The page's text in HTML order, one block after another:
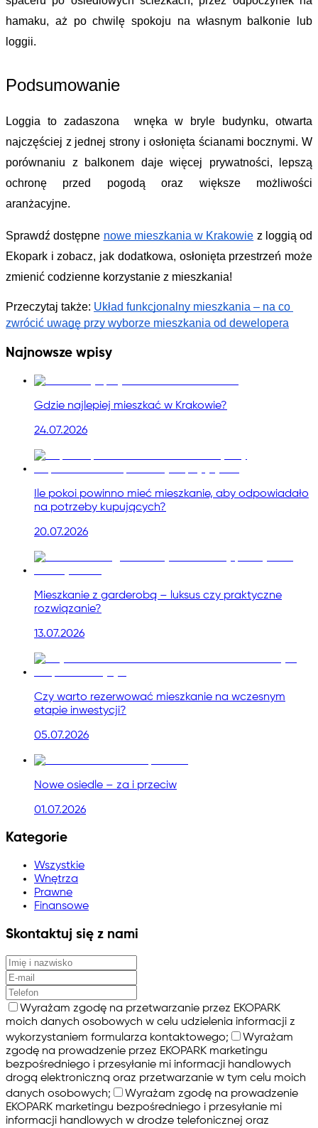
hamaku, aż po chwilę spokoju na własnym balkonie lub
loggii.
Podsumowanie
Loggia to zadaszona  wnęka w bryle budynku, otwarta
najczęściej z jednej strony i osłonięta ścianami bocznymi. W
porównaniu z balkonem daje więcej prywatności, lepszą
ochronę przed pogodą oraz większe możliwości
aranżacyjne.
Sprawdź dostępne nowe mieszkania w Krakowie z loggią od
Ekopark i zobacz, jak dodatkowa, osłonięta przestrzeń może
zmienić codzienne korzystanie z mieszkania!
Przeczytaj także: Układ funkcjonalny mieszkania – na co
zwrócić uwagę przy wyborze mieszkania od dewelopera
Najnowsze wpisy
Gdzie najlepiej mieszkać w Krakowie?
24.07.2026
Ile pokoi powinno mieć mieszkanie, aby odpowiadało
na potrzeby kupujących?
20.07.2026
Mieszkanie z garderobą – luksus czy praktyczne
rozwiązanie?
13.07.2026
Czy warto rezerwować mieszkanie na wczesnym
etapie inwestycji?
05.07.2026
Nowe osiedle – za i przeciw
01.07.2026
Kategorie
Wszystkie
Wnętrza
Prawne
Finansowe
Skontaktuj się z nami
Wyrażam zgodę na przetwarzanie przez EKOPARK
moich danych osobowych w celu udzielenia informacji z
wykorzystaniem formularza kontaktowego;
Wyrażam
zgodę na prowadzenie przez EKOPARK marketingu
bezpośredniego i przesyłanie mi informacji handlowych
drogą elektroniczną oraz przetwarzanie w tym celu moich
danych osobowych;
Wyrażam zgodę na prowadzenie
EKOPARK marketingu bezpośredniego i przesyłanie mi
informacji handlowych w drodze telefonicznej oraz